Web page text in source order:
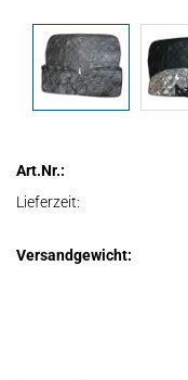
Art.Nr.:
Lieferzeit:
Versandgewicht: